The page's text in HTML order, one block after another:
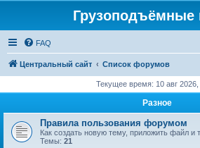
Грузоподъёмные
FAQ
Центральный сайт Список форумов
Текущее время: 10 авг 2026,
Разное
Правила пользования форумом
Как создать новую тему, приложить файл и
Темы: 21